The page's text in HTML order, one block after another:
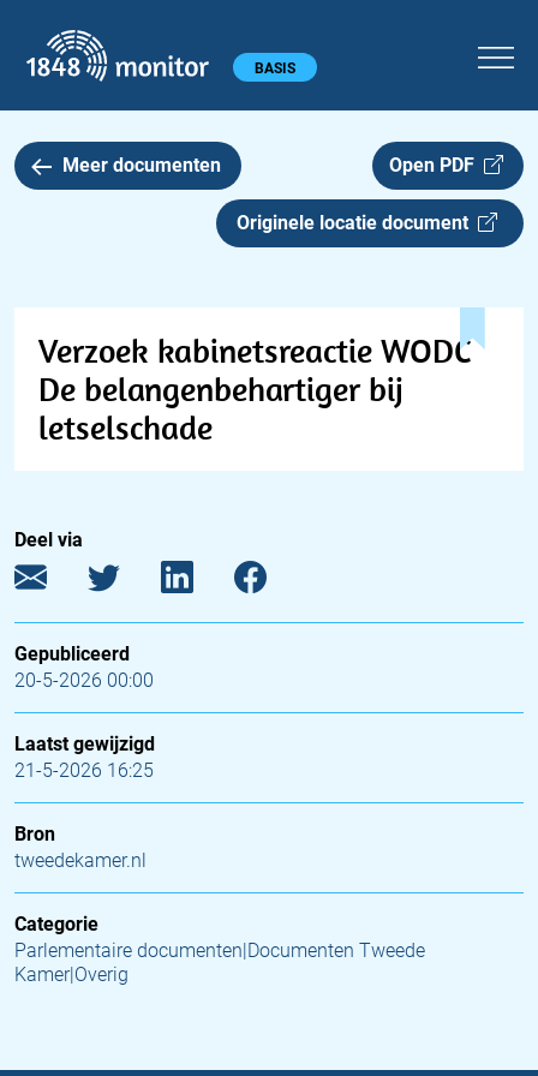
Hoofdmenu BASIS
Meer documenten Open PDF
Originele locatie document
Verzoek kabinetsreactie WODC
De belangenbehartiger bij
letselschade
Deel via
Gepubliceerd
20-5-2026 00:00
Laatst gewijzigd
21-5-2026 16:25
Bron
tweedekamer.nl
Categorie
Parlementaire documenten|Documenten Tweede
Kamer|Overig